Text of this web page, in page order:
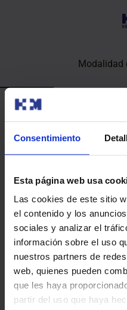
Consentimiento
Esta página web usa
Las cookies de este sitio
el contenido y los
sociales y analizar el
información sobre el uso
nuestros partners de
web, quienes pueden
que les haya
partir del uso que haya
Modalidad